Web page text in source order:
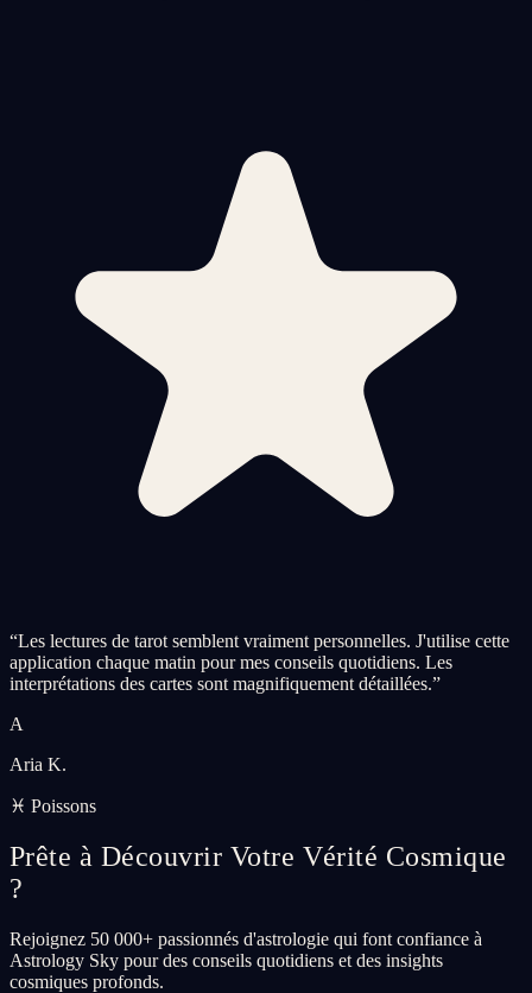
“Les lectures de tarot semblent vraiment personnelles. J'utilise cette
application chaque matin pour mes conseils quotidiens. Les
interprétations des cartes sont magnifiquement détaillées.”
A
Aria K.
♓ Poissons
Prête à Découvrir Votre Vérité Cosmique
?
Rejoignez 50 000+ passionnés d'astrologie qui font confiance à
Astrology Sky pour des conseils quotidiens et des insights
cosmiques profonds.